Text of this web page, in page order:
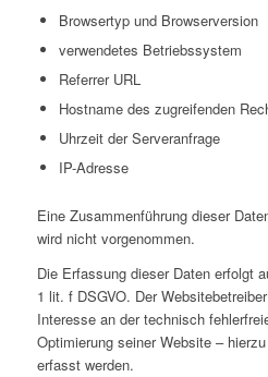
Browsertyp und Browserversion
verwendetes Betriebssystem
Referrer URL
Hostname des zugreifenden
Uhrzeit der Serveranfrage
IP-Adresse
Eine Zusammenführung dieser
wird nicht vorgenommen.
Die Erfassung dieser Daten erfolgt
1 lit. f DSGVO. Der
Interesse an der technisch
Optimierung seiner Website –
erfasst werden.